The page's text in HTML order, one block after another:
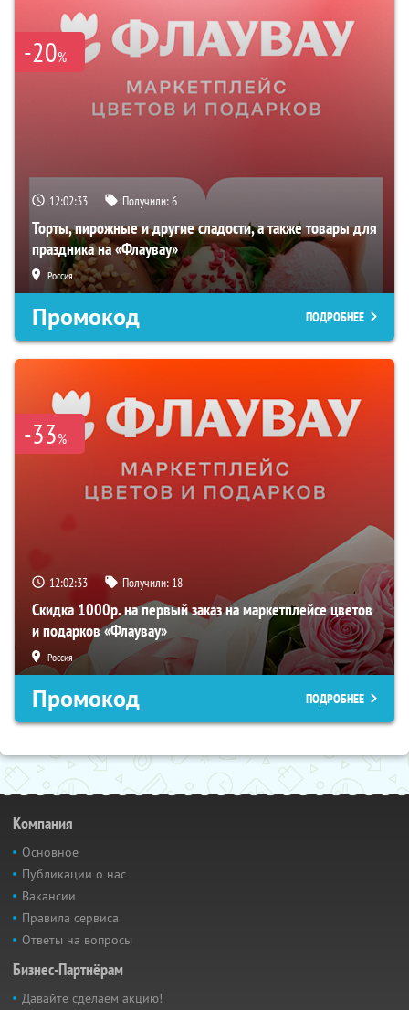
-20%
12:02:32 Получили:6
Торты, пирожные и другие сладости, а также товары для
праздника на «Флаувау»
Россия
Промокод ПОДРОБНЕЕ
-33%
12:02:32 Получили: 18
Скидка 1000р. на первый заказ на маркетплейсе цветов
и подарков «Флаувау»
Россия
Промокод ПОДРОБНЕЕ
Компания
Основное
Публикации о нас
Вакансии
Правила сервиса
Ответы на вопросы
Бизнес-Партнёрам
Давайте сделаем акцию!